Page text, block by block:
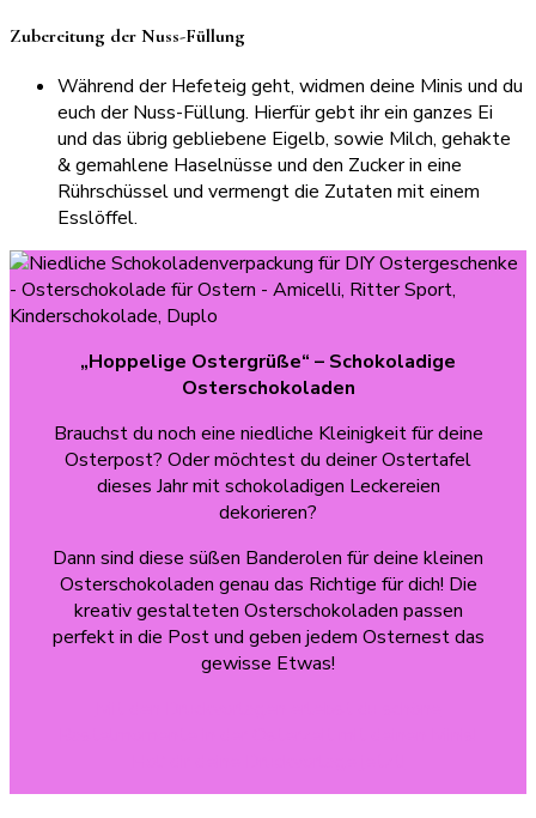
Zubereitung der Nuss-Füllung
Während der Hefeteig geht, widmen deine Minis und du
euch der Nuss-Füllung. Hierfür gebt ihr ein ganzes Ei
und das übrig gebliebene Eigelb, sowie Milch, gehakte
& gemahlene Haselnüsse und den Zucker in eine
Rührschüssel und vermengt die Zutaten mit einem
Esslöffel.
„Hoppelige Ostergrüße“ – Schokoladige
Osterschokoladen
Brauchst du noch eine niedliche Kleinigkeit für deine
Osterpost? Oder möchtest du deiner Ostertafel
dieses Jahr mit schokoladigen Leckereien
dekorieren?
Dann sind diese süßen Banderolen für deine kleinen
Osterschokoladen genau das Richtige für dich! Die
kreativ gestalteten Osterschokoladen passen
perfekt in die Post und geben jedem Osternest das
gewisse Etwas!